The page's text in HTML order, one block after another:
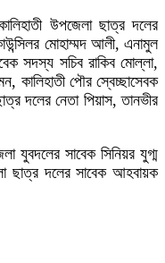
উপজেলা ছাত্র দলের
মোহাম্মদ আলী, এনামুল
সদস্য সচিব রাকিব মোল্লা,
কালিহাতী পৌর স্বেচ্ছাসেবক
দলের নেতা পিয়াস, তানভীর
যুবদলের সাবেক সিনিয়র যুগ্ম
ছাত্র দলের সাবেক আহবায়ক